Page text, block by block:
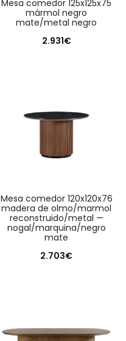
mesa comedor 125x125x75
mármol negro
mate/metal negro
2.931€
mesa comedor 120x120x76
madera de olmo/marmol
reconstruido/metal —
nogal/marquina/negro
mate
2.703€